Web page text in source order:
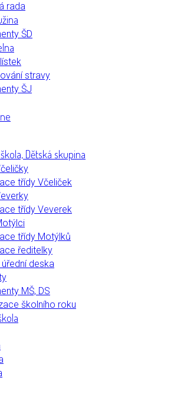
rada
ŠD
stravy
ŠJ
Dětská skupina
třídy Včeliček
třídy Veverek
třídy Motýlků
ředitelky
úřední deska
MŠ, DS
školního roku